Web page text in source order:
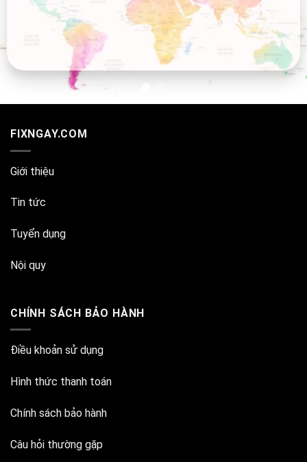
FIXNGAY.COM
Giới thiệu
Tin tức
Tuyển dụng
Nội quy
CHÍNH SÁCH BẢO HÀNH
Điều khoản sử dụng
Hình thức thanh toán
Chính sách bảo hành
Câu hỏi thường gặp